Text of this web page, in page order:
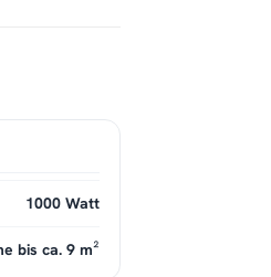
1000 Watt
bis ca. 9 m²